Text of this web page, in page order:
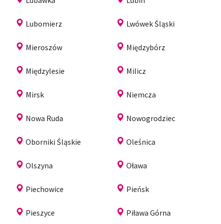
Lubomierz Lwówek Śląski
Mieroszów Międzybórz
Międzylesie Milicz
Mirsk Niemcza
Nowa Ruda Nowogrodziec
Oborniki Śląskie Oleśnica
Olszyna Oława
Piechowice Pieńsk
Pieszyce Piława Górna